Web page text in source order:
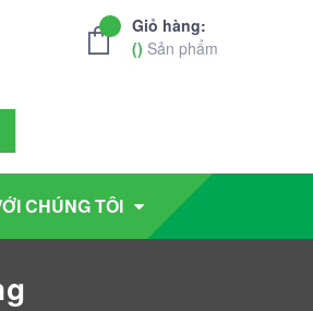
Giỏ hàng:
() Sản phẩm
CHÚNG TÔI